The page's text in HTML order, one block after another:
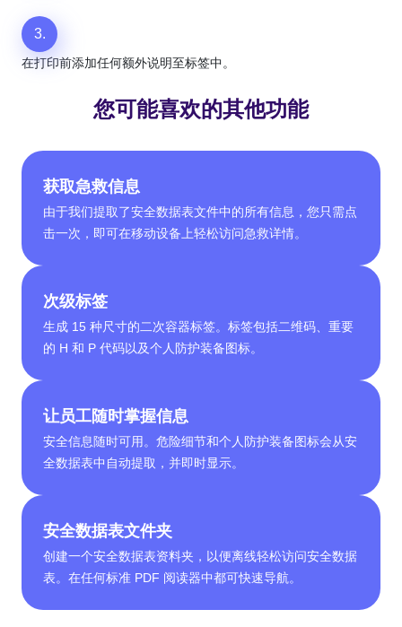
3.
在打印前添加任何额外说明至标签中。
您可能喜欢的其他功能
获取急救信息
由于我们提取了安全数据表文件中的所有信息，您只需点
击一次，即可在移动设备上轻松访问急救详情。
次级标签
生成 15 种尺寸的二次容器标签。标签包括二维码、重要
的 H 和 P 代码以及个人防护装备图标。
让员工随时掌握信息
安全信息随时可用。危险细节和个人防护装备图标会从安
全数据表中自动提取，并即时显示。
安全数据表文件夹
创建一个安全数据表资料夹，以便离线轻松访问安全数据
表。在任何标准 PDF 阅读器中都可快速导航。